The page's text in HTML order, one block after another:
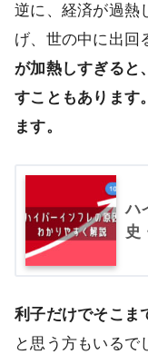
逆に、経済が過熱
げ、世の中に出回
が加熱しすぎると
すこともあります
ます。
ハ
史
利子だけでそこま
と思う方もいるで